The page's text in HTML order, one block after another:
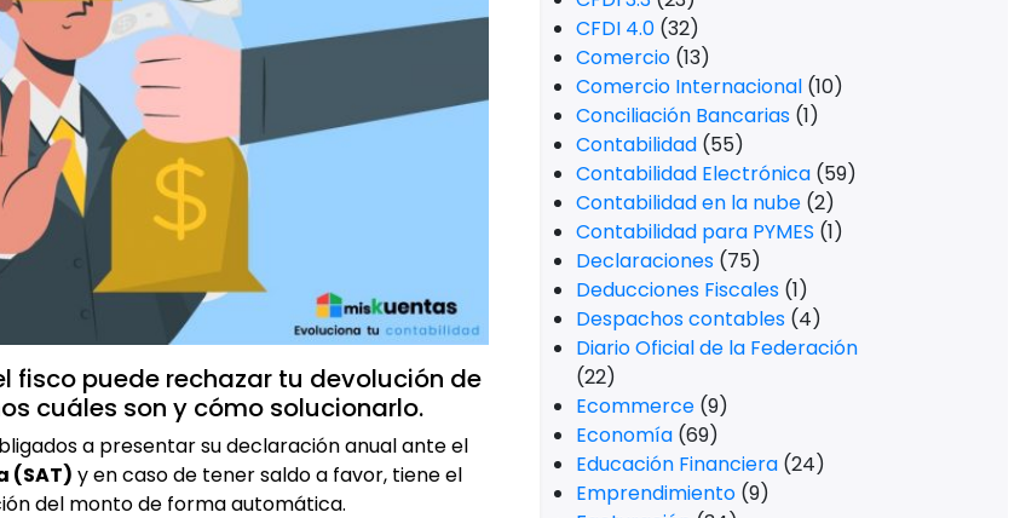
fisco puede rechazar tu devolución de
cuáles son y cómo solucionarlo.
a presentar su declaración anual ante el
(SAT) y en caso de tener saldo a favor, tiene el
del monto de forma automática.
CFDI 4.0 (32)
Comercio (13)
Comercio Internacional (10)
Conciliación Bancarias (1)
Contabilidad (55)
Contabilidad Electrónica (59)
Contabilidad en la nube (2)
Contabilidad para PYMES (1)
Declaraciones (75)
Deducciones Fiscales (1)
Despachos contables (4)
Diario Oficial de la Federación
(22)
Ecommerce (9)
Economía (69)
Educación Financiera (24)
Emprendimiento (9)